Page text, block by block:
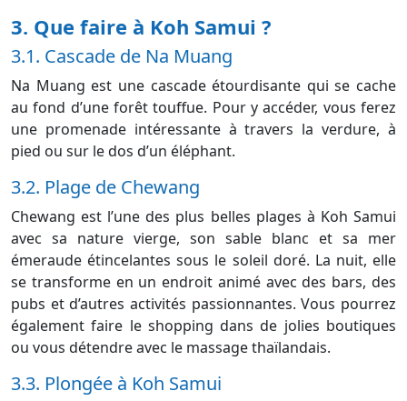
3. Que faire à Koh Samui ?
3.1. Cascade de Na Muang
Na Muang est une cascade étourdisante qui se cache
au fond d’une forêt touffue. Pour y accéder, vous ferez
une promenade intéressante à travers la verdure, à
pied ou sur le dos d’un éléphant.
3.2. Plage de Chewang
Chewang est l’une des plus belles plages à Koh Samui
avec sa nature vierge, son sable blanc et sa mer
émeraude étincelantes sous le soleil doré. La nuit, elle
se transforme en un endroit animé avec des bars, des
pubs et d’autres activités passionnantes. Vous pourrez
également faire le shopping dans de jolies boutiques
ou vous détendre avec le massage thaïlandais.
3.3. Plongée à Koh Samui